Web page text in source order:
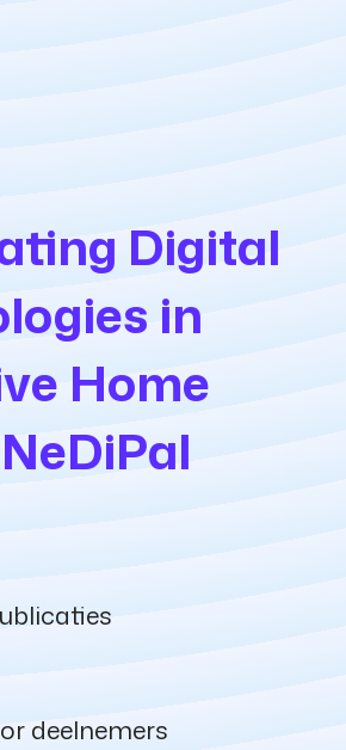
Digital
in
Home
NeDiPal
deelnemers